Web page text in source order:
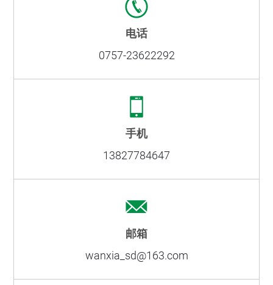
电话
0757-23622292
手机
13827784647
邮箱
wanxia_sd@163.com